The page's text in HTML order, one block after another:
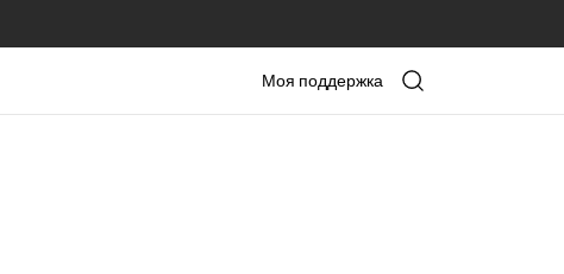
Моя поддержка